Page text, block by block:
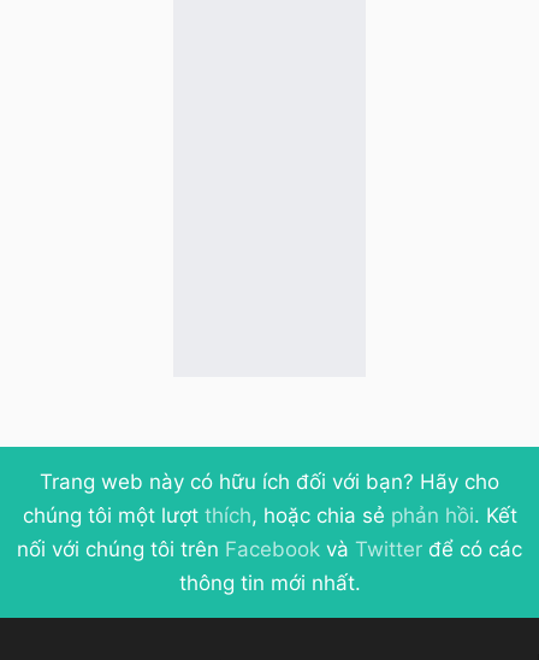
Trang web này có hữu ích đối với bạn? Hãy cho
chúng tôi một lượt thích, hoặc chia sẻ phản hồi. Kết
nối với chúng tôi trên Facebook và Twitter để có các
thông tin mới nhất.